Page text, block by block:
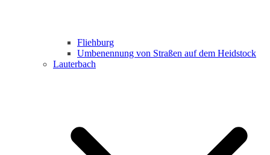
Fliehburg
Umbenennung von Straßen auf dem Heidstock
Lauterbach